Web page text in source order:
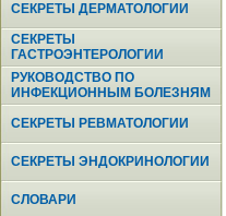
СЕКРЕТЫ ДЕРМАТОЛОГИИ
СЕКРЕТЫ
ГАСТРОЭНТЕРОЛОГИИ
РУКОВОДСТВО ПО
ИНФЕКЦИОННЫМ БОЛЕЗНЯМ
СЕКРЕТЫ РЕВМАТОЛОГИИ
СЕКРЕТЫ ЭНДОКРИНОЛОГИИ
СЛОВАРИ